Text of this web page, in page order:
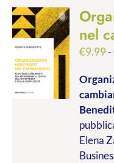
nel
€9.99-
Elena